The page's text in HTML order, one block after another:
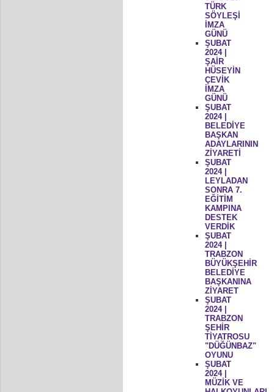
TÜRK
SÖYLEŞİ
İMZA
GÜNÜ
ŞUBAT
2024 |
ŞAİR
HÜSEYİN
ÇEVİK
İMZA
GÜNÜ
ŞUBAT
2024 |
BELEDİYE
BAŞKAN
ADAYLARININ
ZİYARETİ
ŞUBAT
2024 |
LEYLADAN
SONRA 7.
EĞİTİM
KAMPINA
DESTEK
VERDİK
ŞUBAT
2024 |
TRABZON
BÜYÜKŞEHİR
BELEDİYE
BAŞKANINA
ZİYARET
ŞUBAT
2024 |
TRABZON
ŞEHİR
TİYATROSU
"DÜĞÜNBAZ"
OYUNU
ŞUBAT
2024 |
MÜZİK VE